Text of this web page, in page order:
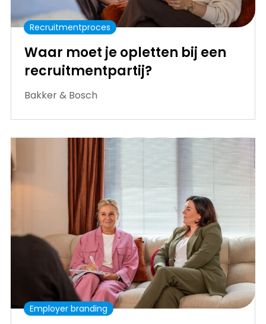
Recruitmentproces
Waar moet je opletten bij een
recruitmentpartij?
Bakker & Bosch
Employer branding